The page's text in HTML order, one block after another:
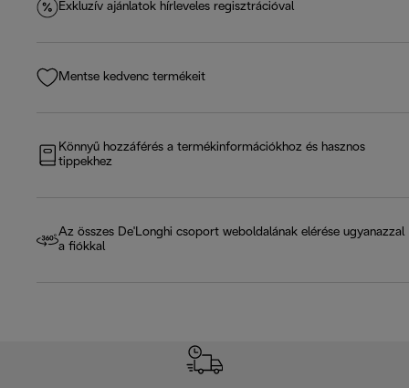
Exkluzív ajánlatok hírleveles regisztrációval
Mentse kedvenc termékeit
Könnyű hozzáférés a termékinformációkhoz és hasznos
tippekhez
Az összes De'Longhi csoport weboldalának elérése ugyanazzal
a fiókkal